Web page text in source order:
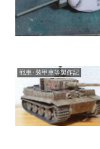
戦車･装甲車等製作記